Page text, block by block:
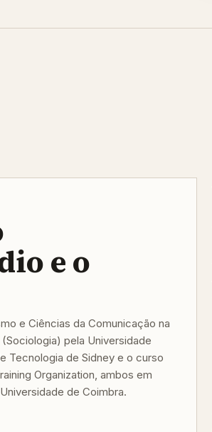
e o
e Ciências da Comunicação na
pela Universidade
Tecnologia de Sidney e o curso
Organization, ambos em
de Coimbra.